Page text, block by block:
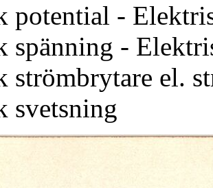
potential -
spänning -
strömbrytare el.
svetsning